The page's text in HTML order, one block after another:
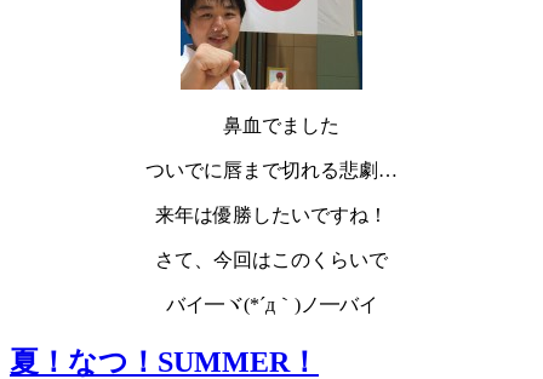
鼻血でました
ついでに唇まで切れる悲劇…
来年は優勝したいですね！
さて、今回はこのくらいで
バイ━ヾ(*´д｀)ノ━バイ
夏！なつ！SUMMER！